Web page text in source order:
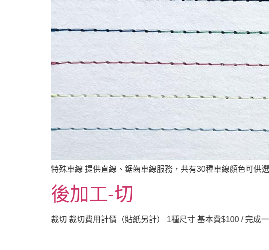
特殊車線 提供直線、鋸齒車線服務，共有30種車線顏色可供
後加工-切
裁切 裁切費用計價（貼紙另計） 1種尺寸 基本費$100 / 完成